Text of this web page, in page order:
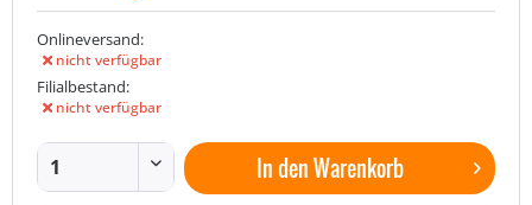
Onlineversand:
nicht verfügbar
Filialbestand:
nicht verfügbar
In denWarenkorb